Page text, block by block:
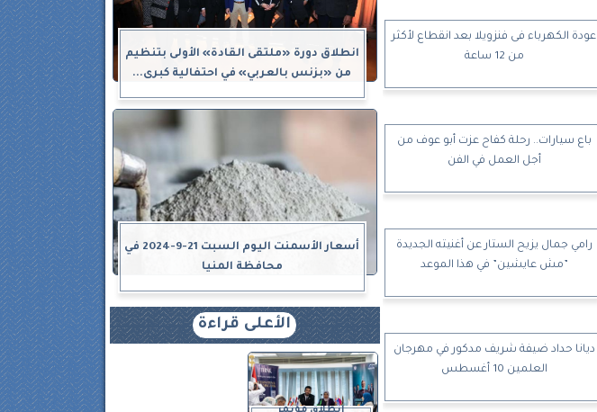
عودة الكهرباء فى فنزويلا بعد انقطاع لأكثر
من 12 ساعة
باع سيارات.. رحلة كفاح عزت أبو عوف من
أجل العمل في الفن
رامي جمال يزيح الستار عن أغنيته الجديدة
”مش عايشين” في هذا الموعد
ديانا حداد ضيفة شريف مدكور في مهرجان
العلمين 10 أغسطس
انطلاق دورة «ملتقى القادة» الأولى بتنظيم
من «بزنس بالعربي» في احتفالية كبرى...
أسعار الأسمنت اليوم السبت 21-9-2024 في
محافظة المنيا
الأعلى قراءة
انطلاق مؤتمر